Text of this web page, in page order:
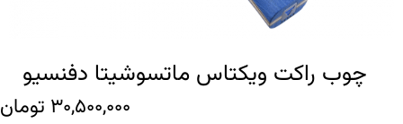
چوب راکت ویکتاس ماتسوشیتا دفنسیو
30,500,000 تومان